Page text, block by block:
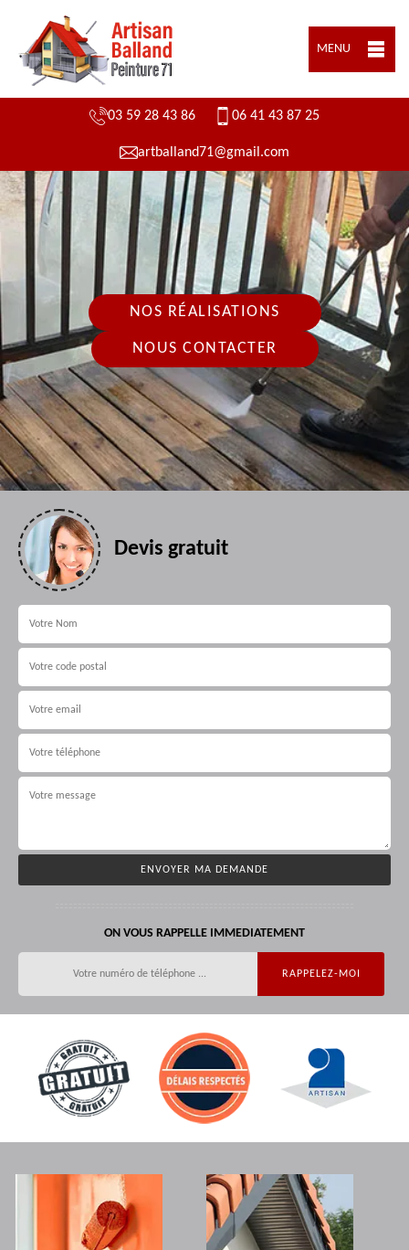
MENU
03 59 28 43 86 06 41 43 87 25
artballand71@gmail.com
NOS RÉALISATIONS
NOUS CONTACTER
Devis gratuit
ON VOUS RAPPELLE IMMEDIATEMENT